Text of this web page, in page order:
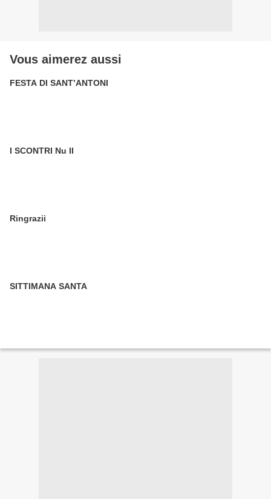
Vous aimerez aussi
FESTA DI SANT’ANTONI
I SCONTRI Nu II
Ringrazii
SITTIMANA SANTA